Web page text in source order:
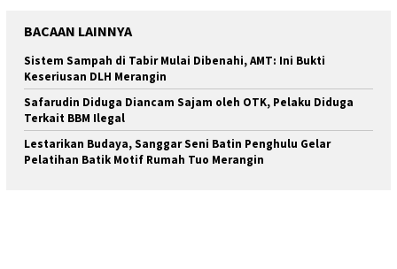
BACAAN LAINNYA
Sistem Sampah di Tabir Mulai Dibenahi, AMT: Ini Bukti
Keseriusan DLH Merangin
Safarudin Diduga Diancam Sajam oleh OTK, Pelaku Diduga
Terkait BBM Ilegal
Lestarikan Budaya, Sanggar Seni Batin Penghulu Gelar
Pelatihan Batik Motif Rumah Tuo Merangin